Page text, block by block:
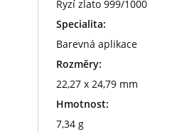
Ryzí zlato 999/1000
Specialita:
Barevná aplikace
Rozměry:
22,27 x 24,79 mm
Hmotnost:
7,34 g